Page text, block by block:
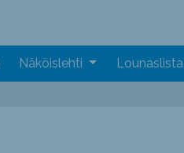
Näköislehti Lounaslista